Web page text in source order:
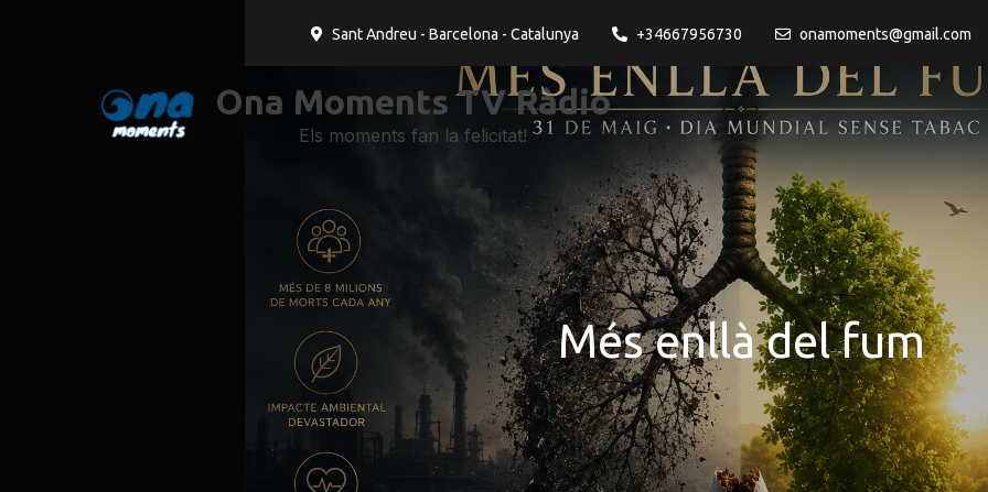
Sant Andreu - Barcelona - Catalunya +34667956730 onamoments@gmail.com
Ona Moments TV Ràdio
Els moments fan la felicitat!
Més enllà del fum